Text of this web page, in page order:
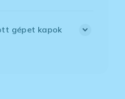
gépet kapok